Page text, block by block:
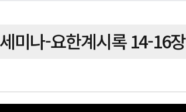
미나-요한계시록 14-16장